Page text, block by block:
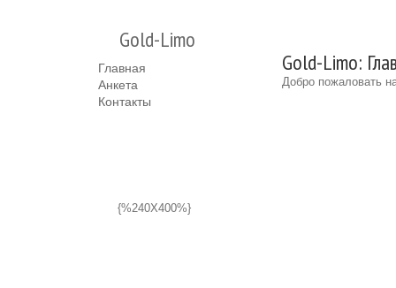
Gold-Limo
Главная
Анкета
Контакты
{%240X400%}
Gold-Limo:
Добро пожаловать